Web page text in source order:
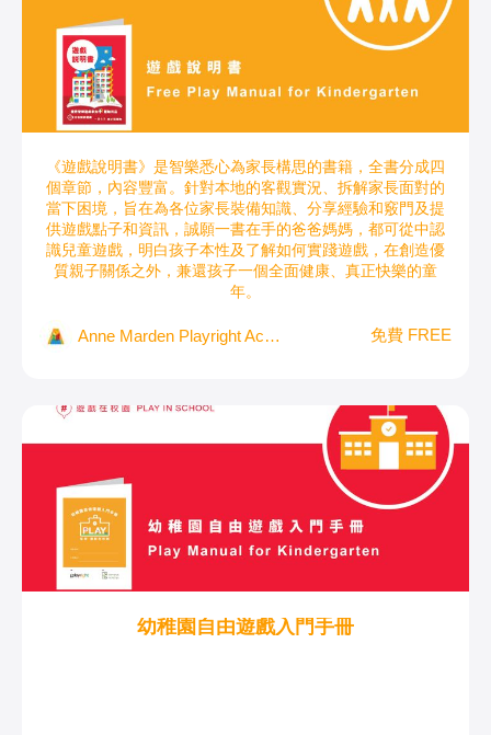
遊戲說明書
《遊戲說明書》是智樂悉心為家長構思的書籍，全書分成四
個章節，內容豐富。針對本地的客觀實況、拆解家長面對的
當下困境，旨在為各位家長裝備知識、分享經驗和竅門及提
供遊戲點子和資訊，誠願一書在手的爸爸媽媽，都可從中認
識兒童遊戲，明白孩子本性及了解如何實踐遊戲，在創造優
質親子關係之外，兼還孩子一個全面健康、真正快樂的童
年。
Anne Marden Playright Academy 免費 FREE
幼稚園自由遊戲入門手冊